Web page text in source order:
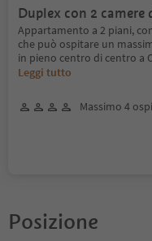
Duplex con 2 camere
Appartamento a 2 piani,
che può ospitare un
in pieno centro di centro a
Leggi tutto
Massimo 4
Posizione